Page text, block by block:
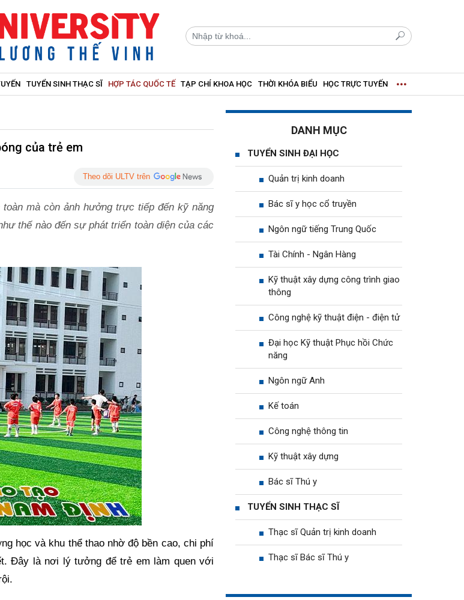
TUYỂN SINH THẠC SĨ HỢP TÁC QUỐC TẾ TẠP CHÍ KHOA HỌC THỜI KHÓA BIỂU HỌC TRỰC TUYẾN
của trẻ em
Theo dõi ULTV trên
mà còn ảnh hưởng trực tiếp đến kỹ năng
thế nào đến sự phát triển toàn diện của các
học và khu thể thao nhờ độ bền cao, chi phí
Đây là nơi lý tưởng để trẻ em làm quen với
DANH MỤC
TUYỂN SINH ĐẠI HỌC
Quản trị kinh doanh
Bác sĩ y học cổ truyền
Ngôn ngữ tiếng Trung Quốc
Tài Chính - Ngân Hàng
Kỹ thuật xây dựng công trình giao
thông
Công nghệ kỹ thuật điện - điện tử
Đại học Kỹ thuật Phục hồi Chức
năng
Ngôn ngữ Anh
Kế toán
Công nghệ thông tin
Kỹ thuật xây dựng
Bác sĩ Thú y
TUYỂN SINH THẠC SĨ
Thạc sĩ Quản trị kinh doanh
Thạc sĩ Bác sĩ Thú y